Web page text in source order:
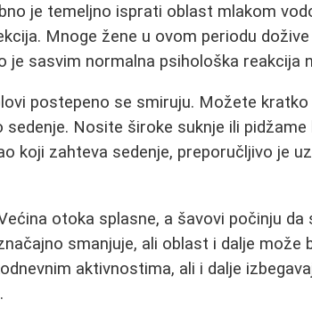
je temeljno isprati oblast mlakom
Mnoge žene u ovom periodu
je sasvim normalna psihološka reakcija
postepeno se smiruju. Možete
sedenje. Nosite široke suknje ili
koji zahteva sedenje, preporučljivo je
otoka splasne, a šavovi počinju da
smanjuje, ali oblast i dalje može
aktivnostima, ali i dalje